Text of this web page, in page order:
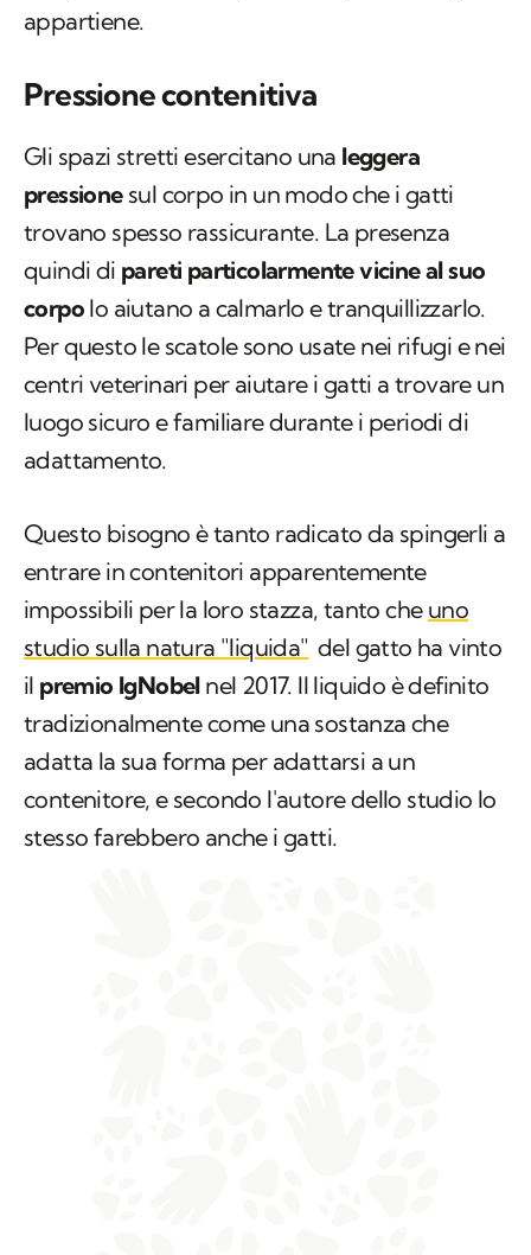
appartiene.
Pressione contenitiva
Gli spazi stretti esercitano una leggera
pressione sul corpo in un modo che i gatti
trovano spesso rassicurante. La presenza
quindi di pareti particolarmente vicine al suo
corpo lo aiutano a calmarlo e tranquillizzarlo.
Per questo le scatole sono usate nei rifugi e nei
centri veterinari per aiutare i gatti a trovare un
luogo sicuro e familiare durante i periodi di
adattamento.
Questo bisogno è tanto radicato da spingerli a
entrare in contenitori apparentemente
impossibili per la loro stazza, tanto che uno
studio sulla natura "liquida" del gatto ha vinto
il premio IgNobelnel 2017. Il liquido è definito
tradizionalmente come una sostanza che
adatta la sua forma per adattarsi a un
contenitore, e secondo l'autore dello studio lo
stesso farebbero anche i gatti.